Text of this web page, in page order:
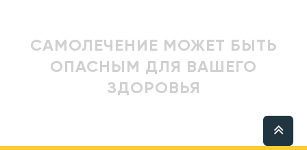
САМОЛЕЧЕНИЕ МОЖЕТ БЫТЬ
ОПАСНЫМ ДЛЯ ВАШЕГО
ЗДОРОВЬЯ